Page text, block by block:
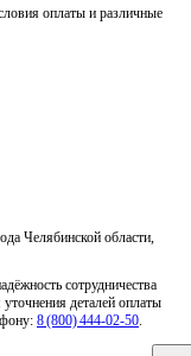
оплаты и различные
Челябинской области,
сотрудничества
деталей оплаты
8 (800) 444‑02‑50.